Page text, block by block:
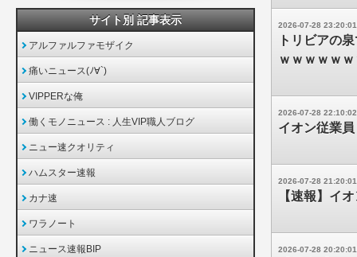
2026-07-28 23:20:01
トリビアの
ｗｗｗｗｗ
2026-07-28 22:10:02
イオン従業
2026-07-28 21:20:01
【速報】イ
2026-07-28 20:20:01
サイト別 記事表示
アルファルファモザイク
痛いニュース(ﾉ∀`)
VIPPERな俺
働くモノニュース : 人生VIP職人ブログ
ニュー速クオリティ
ハムスター速報
カナ速
ワラノート
ニュース速報BIP